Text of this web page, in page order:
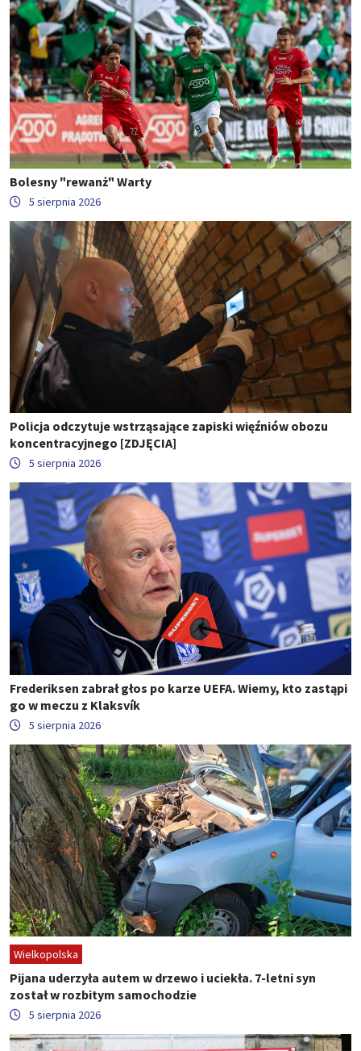
Bolesny "rewanż" Warty
5 sierpnia 2026
Policja odczytuje wstrząsające zapiski więźniów obozu
koncentracyjnego [ZDJĘCIA]
5 sierpnia 2026
Frederiksen zabrał głos po karze UEFA. Wiemy, kto zastąpi
go w meczu z Klaksvík
5 sierpnia 2026
Wielkopolska
Pijana uderzyła autem w drzewo i uciekła. 7-letni syn
został w rozbitym samochodzie
5 sierpnia 2026